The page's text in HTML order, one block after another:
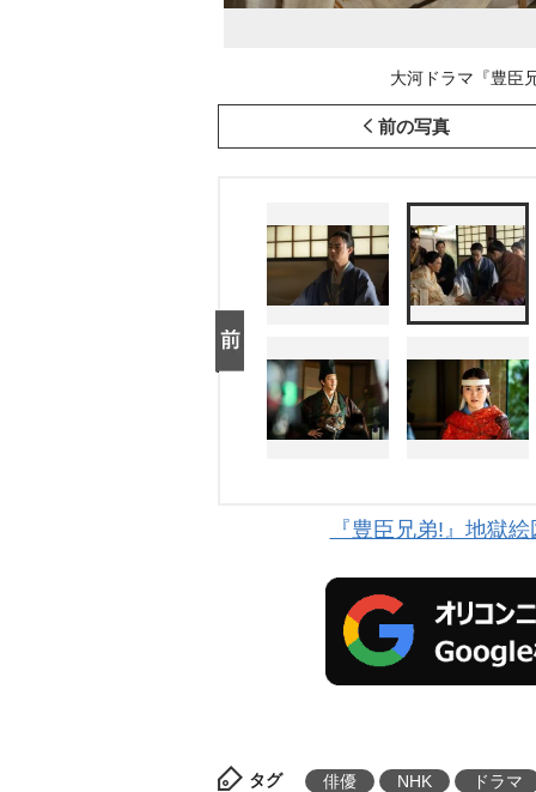
大河ドラマ『豊臣
前の写真
『豊臣兄弟!』地獄
タグ 俳優 NHK ドラマ